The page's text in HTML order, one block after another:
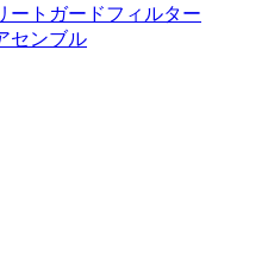
ートガードフィルター
センブル